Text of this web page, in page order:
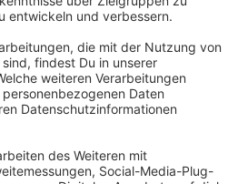
Schlüssel
Gläsernen Heizzentrale, dem
Bioenergiepark zahlreiche
Bürgerbeteiligung